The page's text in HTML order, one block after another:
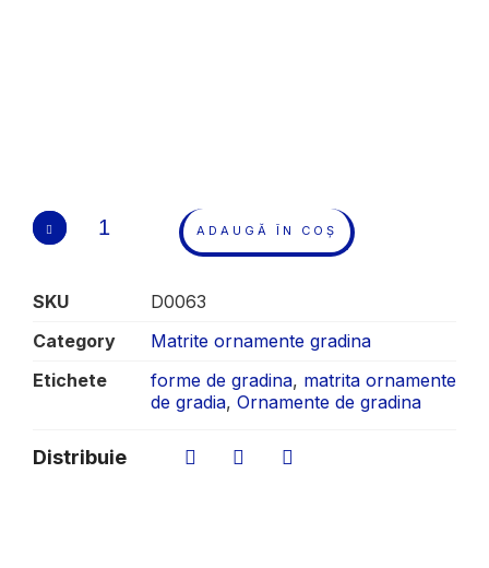
ADAUGĂ ÎN COȘ
SKU
D0063
Category
Matrite ornamente gradina
Etichete
forme de gradina, matrita ornamente
de gradia, Ornamente de gradina
Distribuie